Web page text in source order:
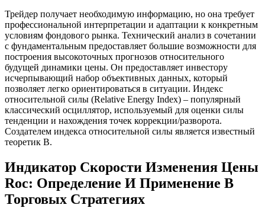
Трейдер получает необходимую информацию, но она требует
профессиональной интерпретации и адаптации к конкретным
условиям фондового рынка. Технический анализ в сочетании
с фундаментальным предоставляет большие возможности для
построения высокоточных прогнозов относительного
будущей динамики цены. Он предоставляет инвестору
исчерпывающий набор объективных данных, который
позволяет легко ориентироваться в ситуации. Индекс
относительной силы (Relative Energy Index) – популярный
классический осциллятор, используемый для оценки силы
тенденции и нахождения точек коррекции/разворота.
Создателем индекса относительной силы является известный
теоретик В.
Индикатор Скорости Изменения Цены
Roc: Определение И Применение В
Торговых Стратегиях